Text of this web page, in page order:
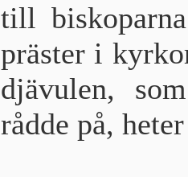
till
präster i
djävulen,
rådde på,